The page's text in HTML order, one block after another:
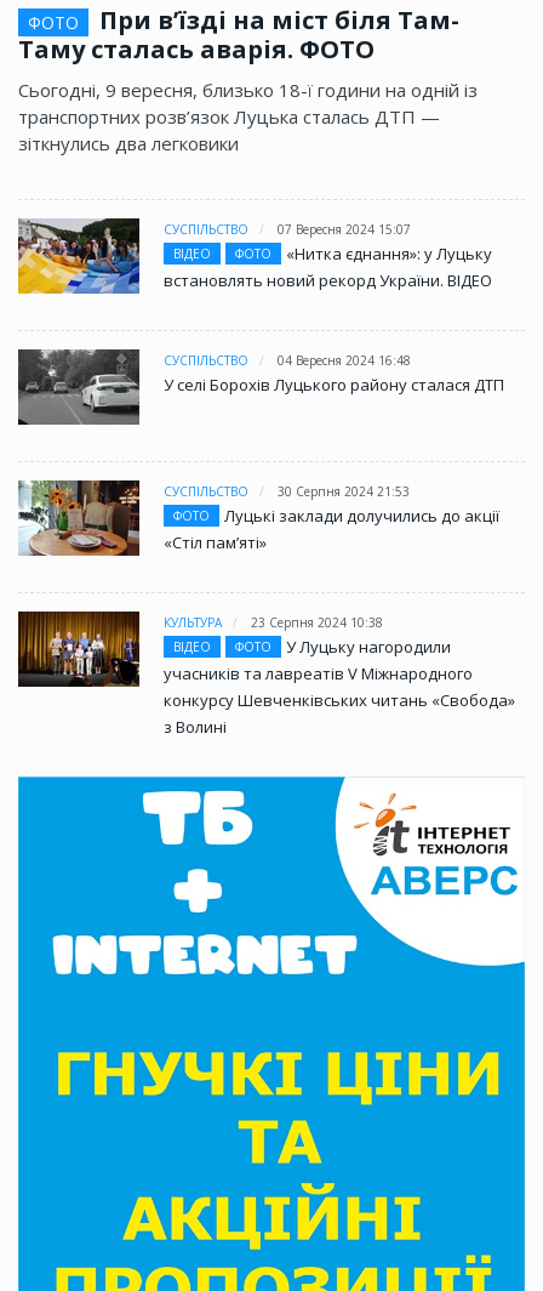
ФОТО
При в’їзді на міст біля Там-
Таму сталась аварія. ФОТО
Сьогодні, 9 вересня, близько 18-ї години на одній із
транспортних розв’язок Луцька сталась ДТП —
зіткнулись два легковики
СУСПІЛЬСТВО
07 Вересня 2024 15:07
ВІДЕО
ФОТО
«Нитка єднання»: у Луцьку
встановлять новий рекорд України. ВІДЕО
СУСПІЛЬСТВО 04 Вересня 2024 16:48
У селі Борохів Луцького району сталася ДТП
СУСПІЛЬСТВО
30 Серпня 2024 21:53
ФОТО
Луцькі заклади долучились до акції
«Стіл памʼяті»
КУЛЬТУРА
23 Серпня 2024 10:38
ВІДЕО
ФОТО
У Луцьку нагородили
учасників та лавреатів V Міжнародного
конкурсу Шевченківських читань «Свобода»
з Волині